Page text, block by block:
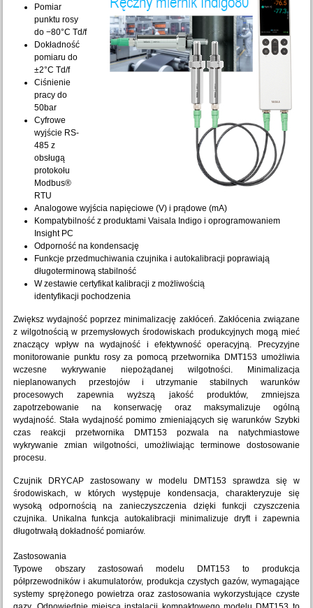
Pomiar
punktu rosy
do −80°C Td/f
Dokładność
pomiaru do
±2°C Td/f
Ciśnienie
pracy do
50bar
Cyfrowe
wyjście RS-
485 z
obsługą
protokołu
Modbus®
RTU
Analogowe wyjścia napięciowe (V) i prądowe (mA)
Kompatybilność z produktami Vaisala Indigo i oprogramowaniem
Insight PC
Odporność na kondensację
Funkcje przedmuchiwania czujnika i autokalibracji poprawiają
długoterminową stabilność
W zestawie certyfikat kalibracji z możliwością
identyfikacji pochodzenia
Zwiększ wydajność poprzez minimalizację zakłóceń. Zakłócenia związane
z wilgotnością w przemysłowych środowiskach produkcyjnych mogą mieć
znaczący wpływ na wydajność i efektywność operacyjną. Precyzyjne
monitorowanie punktu rosy za pomocą przetwornika DMT153 umożliwia
wczesne wykrywanie niepożądanej wilgotności. Minimalizacja
nieplanowanych przestojów i utrzymanie stabilnych warunków
procesowych zapewnia wyższą jakość produktów, zmniejsza
zapotrzebowanie na konserwację oraz maksymalizuje ogólną
wydajność. Stała wydajność pomimo zmieniających się warunków Szybki
czas reakcji przetwornika DMT153 pozwala na natychmiastowe
wykrywanie zmian wilgotności, umożliwiając terminowe dostosowanie
procesu.
Czujnik DRYCAP zastosowany w modelu DMT153 sprawdza się w
środowiskach, w których występuje kondensacja, charakteryzuje się
wysoką odpornością na zanieczyszczenia dzięki funkcji czyszczenia
czujnika. Unikalna funkcja autokalibracji minimalizuje dryft i zapewnia
długotrwałą dokładność pomiarów.
Zastosowania
Typowe obszary zastosowań modelu DMT153 to produkcja
półprzewodników i akumulatorów, produkcja czystych gazów, wymagające
systemy sprężonego powietrza oraz zastosowania wykorzystujące czyste